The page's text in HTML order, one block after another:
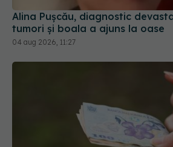
04 aug 2026, 11:27